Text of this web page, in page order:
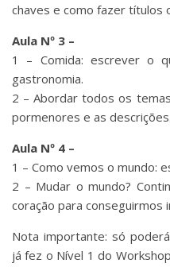
chaves e como fazer títulos
Aula Nº 3 –
1 – Comida: escrever o
gastronomia.
2 – Abordar todos os
pormenores e as descrições.
Aula Nº 4 –
1 – Como vemos o mundo:
2 – Mudar o mundo?
coração para conseguirmos
Nota importante: só
já fez o Nível 1 do